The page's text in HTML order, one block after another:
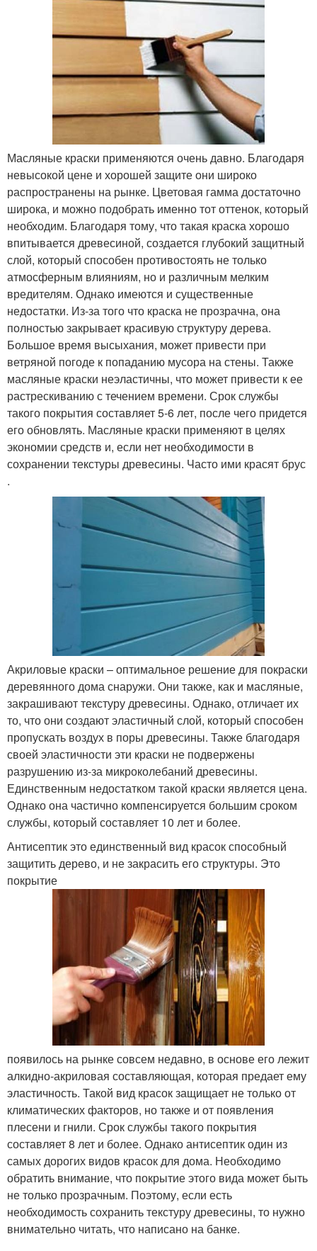
Масляные краски применяются очень давно. Благодаря
невысокой цене и хорошей защите они широко
распространены на рынке. Цветовая гамма достаточно
широка, и можно подобрать именно тот оттенок, который
необходим. Благодаря тому, что такая краска хорошо
впитывается древесиной, создается глубокий защитный
слой, который способен противостоять не только
атмосферным влияниям, но и различным мелким
вредителям. Однако имеются и существенные
недостатки. Из-за того что краска не прозрачна, она
полностью закрывает красивую структуру дерева.
Большое время высыхания, может привести при
ветряной погоде к попаданию мусора на стены. Также
масляные краски неэластичны, что может привести к ее
растрескиванию с течением времени. Срок службы
такого покрытия составляет 5-6 лет, после чего придется
его обновлять. Масляные краски применяют в целях
экономии средств и, если нет необходимости в
сохранении текстуры древесины. Часто ими красят брус
.
Акриловые краски – оптимальное решение для покраски
деревянного дома снаружи. Они также, как и масляные,
закрашивают текстуру древесины. Однако, отличает их
то, что они создают эластичный слой, который способен
пропускать воздух в поры древесины. Также благодаря
своей эластичности эти краски не подвержены
разрушению из-за микроколебаний древесины.
Единственным недостатком такой краски является цена.
Однако она частично компенсируется большим сроком
службы, который составляет 10 лет и более.
Антисептик это единственный вид красок способный
защитить дерево, и не закрасить его структуры. Это
покрытие
появилось на рынке совсем недавно, в основе его лежит
алкидно-акриловая составляющая, которая предает ему
эластичность. Такой вид красок защищает не только от
климатических факторов, но также и от появления
плесени и гнили. Срок службы такого покрытия
составляет 8 лет и более. Однако антисептик один из
самых дорогих видов красок для дома. Необходимо
обратить внимание, что покрытие этого вида может быть
не только прозрачным. Поэтому, если есть
необходимость сохранить текстуру древесины, то нужно
внимательно читать, что написано на банке.